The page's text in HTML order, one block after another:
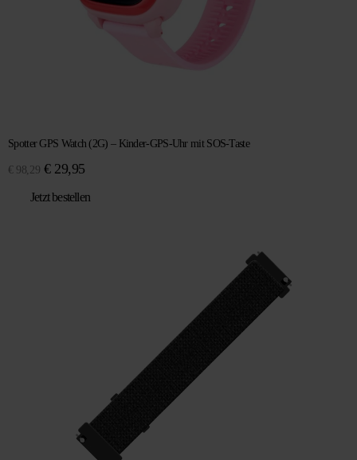
Spotter GPS Watch (2G) – Kinder-GPS-Uhr mit SOS-Taste
€ 98,29 Ursprünglicher
war:
€29,95
ist:
Jetzt bestellen